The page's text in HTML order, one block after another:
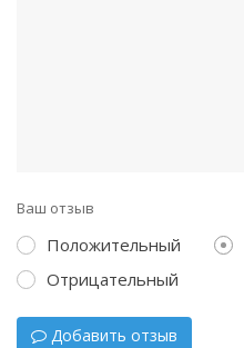
Ваш отзыв
Положительный
Отрицательный
Добавить отзыв